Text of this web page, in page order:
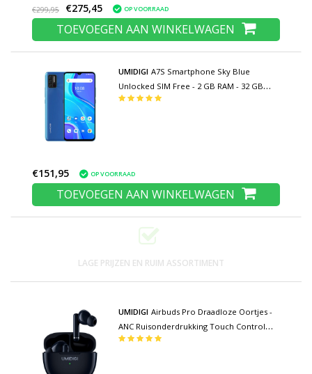
€299,95 €275,45 OP VOORRAAD
TOEVOEGEN AAN WINKELWAGEN
UMIDIGI A7S Smartphone Sky Blue
Unlocked SIM Free - 2 GB RAM - 32 GB
Opslag - 13MP Triple Camera - 4150mAh
€151,95 OP VOORRAAD
TOEVOEGEN AAN WINKELWAGEN
LAGE PRIJZEN EN RUIM ASSORTIMENT
UMIDIGI Airbuds Pro Draadloze Oortjes -
ANC Ruisonderdrukking Touch Control
Oordopjes TWS Bluetooth 5.1 Earphones